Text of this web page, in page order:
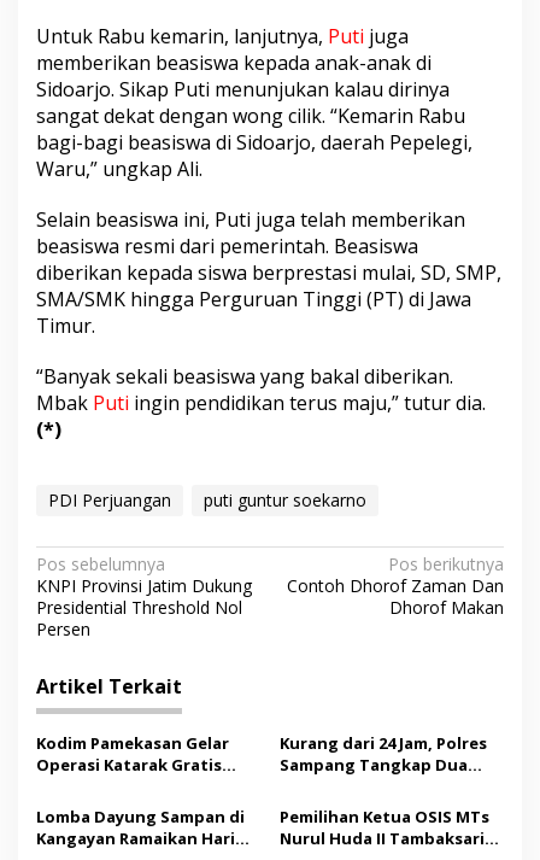
Untuk Rabu kemarin, lanjutnya, Puti juga
memberikan beasiswa kepada anak-anak di
Sidoarjo. Sikap Puti menunjukan kalau dirinya
sangat dekat dengan wong cilik. “Kemarin Rabu
bagi-bagi beasiswa di Sidoarjo, daerah Pepelegi,
Waru,” ungkap Ali.
Selain beasiswa ini, Puti juga telah memberikan
beasiswa resmi dari pemerintah. Beasiswa
diberikan kepada siswa berprestasi mulai, SD, SMP,
SMA/SMK hingga Perguruan Tinggi (PT) di Jawa
Timur.
“Banyak sekali beasiswa yang bakal diberikan.
Mbak Puti ingin pendidikan terus maju,” tutur dia.
(*)
PDI Perjuangan puti guntur soekarno
N
a
v
i
g
a
s
i
p
Pos sebelumnya
KNPI Provinsi Jatim Dukung
Presidential Threshold Nol
Persen
Pos berikutnya
Contoh Dhorof Zaman Dan
Dhorof Makan
Artikel Terkait
Kodim Pamekasan Gelar
Operasi Katarak Gratis
Kurang dari 24 Jam, Polres
Sampang Tangkap Dua
Lomba Dayung Sampan di
Kangayan Ramaikan Hari
Pemilihan Ketua OSIS MTs
Nurul Huda II Tambaksari